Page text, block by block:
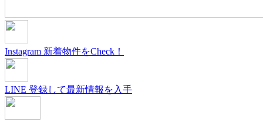
Instagram 新着物件をCheck！
LINE 登録して最新情報を入手